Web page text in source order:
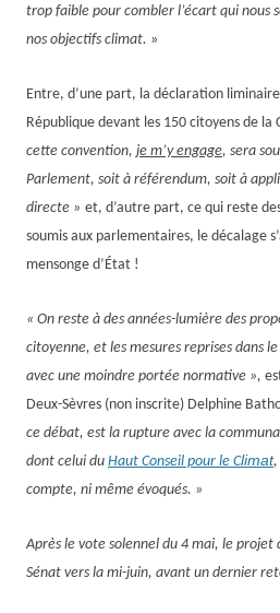
trop faible pour combler l’écart qui nous
nos objectifs climat. »
Entre, d’une part, la déclaration
République devant les 150 citoyens de la
cette convention, je m’y engage, sera
Parlement, soit à référendum, soit à
directe » et, d’autre part, ce qui reste
soumis aux parlementaires, le décalage
mensonge d’État !
« On reste à des années-lumière des
citoyenne, et les mesures reprises dans
avec une moindre portée normative »,
Deux-Sèvres (non inscrite) Delphine
ce débat, est la rupture avec la
dont celui du Haut Conseil pour le Climat,
compte, ni même évoqués. »
Après le vote solennel du 4 mai, le projet
Sénat vers la mi-juin, avant un dernier